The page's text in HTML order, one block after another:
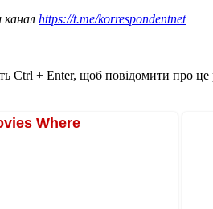
канал https://t.me/korrespondentnet
Ctrl + Enter, щоб повідомити про це